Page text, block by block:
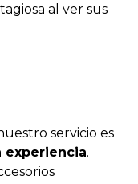
al ver sus
servicio es
experiencia.